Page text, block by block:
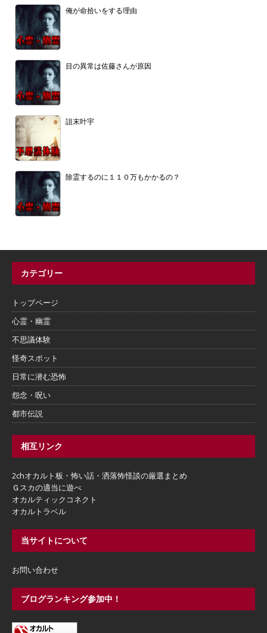
俺が命拾いをする理由
目の異常は佐藤さんが原因
詛末叶宇
除霊するのに１１０万もかかるの？
カテゴリー
トップページ
心霊・幽霊
不思議体験
怪奇スポット
日常に潜む恐怖
怨念・呪い
都市伝説
相互リンク
2chオカルト板・怖い話・洒落怖怪談の厳選まとめ
Ｇスカの適当に遊べ
オカルティックコネクト
オカルトラベル
当サイトについて
お問い合わせ
ブログランキング参加中！